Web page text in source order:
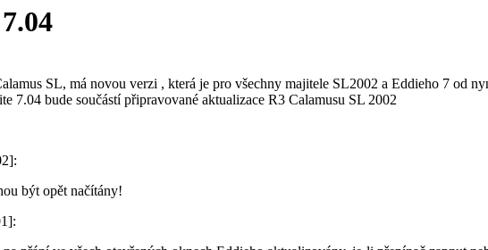
SL, má novou verzi , která je pro všechny majitele SL2002 a Eddieho 7 od
7.04 bude součástí připravované aktualizace R3 Calamusu SL 2002
být opět načítány!